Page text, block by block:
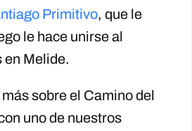
Primitivo, que le
le hace unirse al
en Melide.
sobre el Camino del
uno de nuestros